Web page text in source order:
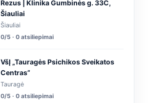
Rezus | Klinika Gumbinės g. 33C,
Šiauliai
Šiauliai
0/5 · 0 atsiliepimai
VšĮ „Tauragės Psichikos Sveikatos
Centras”
Tauragė
0/5 · 0 atsiliepimai